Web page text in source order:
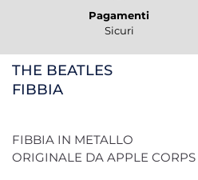
Pagamenti
Sicuri
THE BEATLES
FIBBIA
FIBBIA IN METALLO
ORIGINALE DA APPLE CORPS